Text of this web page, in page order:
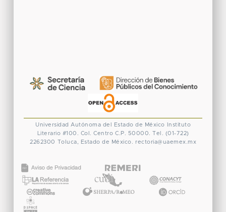
Universidad Autónoma del Estado de México
Instituto
Literario #100. Col. Centro C.P. 50000. Tel. (01-722)
2262300 Toluca, Estado de México. rectoria@uaemex.mx